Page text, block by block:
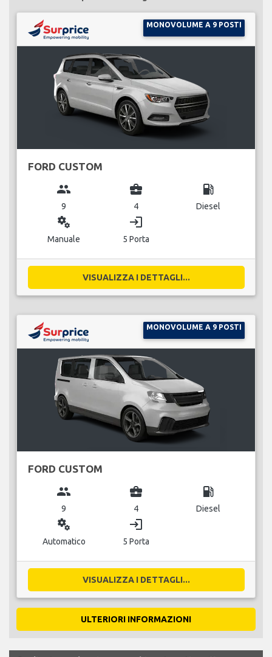
MONOVOLUME A 9 POSTI
FORD CUSTOM
group
9
business_center
4
local_gas_station
Diesel
miscellaneous_services
Manuale
login
5 Porta
VISUALIZZA I DETTAGLI...
MONOVOLUME A 9 POSTI
FORD CUSTOM
group
9
business_center
4
local_gas_station
Diesel
miscellaneous_services
Automatico
login
5 Porta
VISUALIZZA I DETTAGLI...
ULTERIORI INFORMAZIONI